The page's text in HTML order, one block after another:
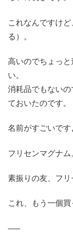
これなんですけ
る）。
高いのでちょっ
い。
消耗品でもない
ておいたのです。
名前がすごいです
フリセンマグナム
素振りの友、フリ
これ、もう一個
—–